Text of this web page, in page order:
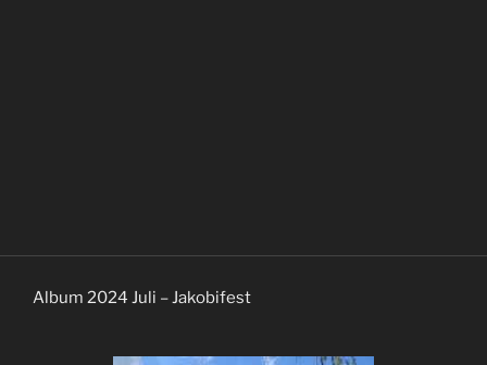
Album 2024 Juli – Jakobifest